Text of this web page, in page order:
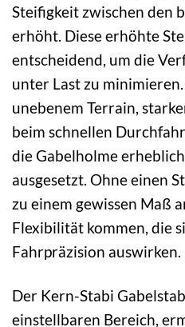
Steifigkeit zwischen den
erhöht. Diese erhöhte
entscheidend, um die
unter Last zu
unebenem Terrain,
beim schnellen
die Gabelholme
ausgesetzt. Ohne einen
zu einem gewissen Maß
Flexibilität kommen, die
Fahrpräzision auswirken.
Der Kern-Stabi
einstellbaren Bereich,